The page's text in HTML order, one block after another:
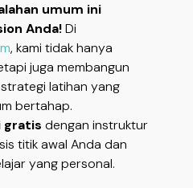
umum ini
Anda!Di
, kami tidak hanya
juga membangun
latihan yang
bertahap.
gratis dengan instruktur
titik awal Anda dan
yang personal.